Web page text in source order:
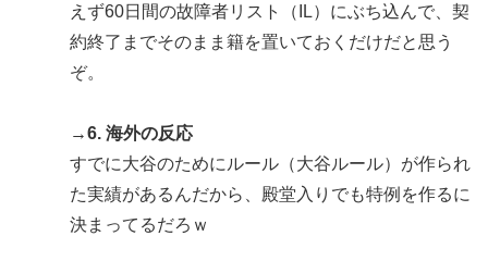
えず60日間の故障者リスト（IL）にぶち込んで、契
約終了までそのまま籍を置いておくだけだと思う
ぞ。
→6. 海外の反応
すでに大谷のためにルール（大谷ルール）が作られ
た実績があるんだから、殿堂入りでも特例を作るに
決まってるだろｗ